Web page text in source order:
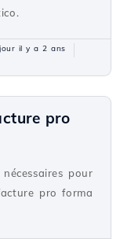
il y a 2 ans
pro
pour
pro forma